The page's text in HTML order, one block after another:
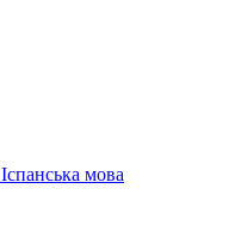
Іспанська мова